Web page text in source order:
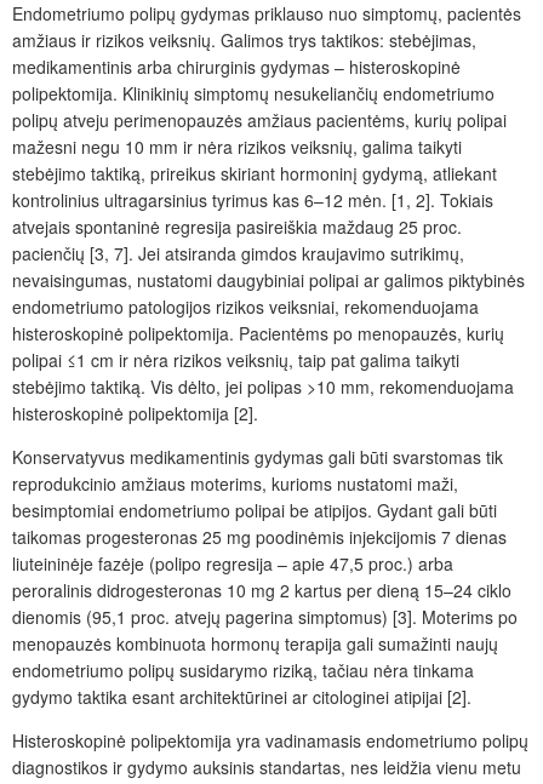
Endometriumo polipų gydymas priklauso nuo simptomų, pacientės
amžiaus ir rizikos veiksnių. Galimos trys taktikos: stebėjimas,
medikamentinis arba chirurginis gydymas – histeroskopinė
polipektomija. Klinikinių simptomų nesukeliančių endometriumo
polipų atveju perimenopauzės amžiaus pacientėms, kurių polipai
mažesni negu 10 mm ir nėra rizikos veiksnių, galima taikyti
stebėjimo taktiką, prireikus skiriant hormoninį gydymą, atliekant
kontrolinius ultragarsinius tyrimus kas 6–12 mėn. [1, 2]. Tokiais
atvejais spontaninė regresija pasireiškia maždaug 25 proc.
pacienčių [3, 7]. Jei atsiranda gimdos kraujavimo sutrikimų,
nevaisingumas, nustatomi daugybiniai polipai ar galimos piktybinės
endometriumo patologijos rizikos veiksniai, rekomenduojama
histeroskopinė polipektomija. Pacientėms po menopauzės, kurių
polipai ≤1 cm ir nėra rizikos veiksnių, taip pat galima taikyti
stebėjimo taktiką. Vis dėlto, jei polipas >10 mm, rekomenduojama
histeroskopinė polipektomija [2].
Konservatyvus medikamentinis gydymas gali būti svarstomas tik
reprodukcinio amžiaus moterims, kurioms nustatomi maži,
besimptomiai endometriumo polipai be atipijos. Gydant gali būti
taikomas progesteronas 25 mg poodinėmis injekcijomis 7 dienas
liuteininėje fazėje (polipo regresija – apie 47,5 proc.) arba
peroralinis didrogesteronas 10 mg 2 kartus per dieną 15–24 ciklo
dienomis (95,1 proc. atvejų pagerina simptomus) [3]. Moterims po
menopauzės kombinuota hormonų terapija gali sumažinti naujų
endometriumo polipų susidarymo riziką, tačiau nėra tinkama
gydymo taktika esant architektūrinei ar citologinei atipijai [2].
Histeroskopinė polipektomija yra vadinamasis endometriumo polipų
diagnostikos ir gydymo auksinis standartas, nes leidžia vienu metu